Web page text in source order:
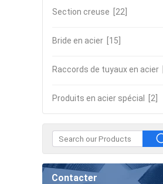
Section creuse [22]
Bride en acier [15]
Raccords de tuyaux en acier
Produits en acier spécial [2]
Contacter